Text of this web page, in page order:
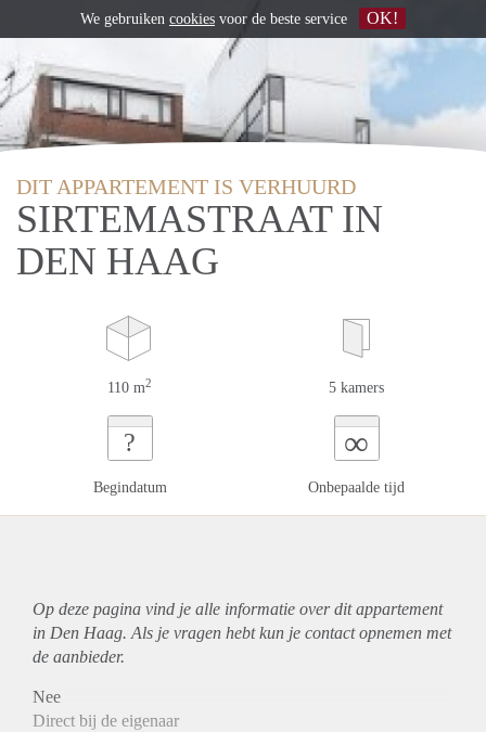
DIT APPARTEMENT IS VERHUURD
SIRTEMASTRAAT IN
DEN HAAG
110 m2 5 kamers
?
Begindatum
∞
Onbepaalde tijd
Op deze pagina vind je alle informatie over ditappartement
in Den Haag. Als je vragen hebt kun je contact opnemen met
de aanbieder.
Nee
Direct bij de eigenaar
We gebruiken cookies voor de beste service OK!